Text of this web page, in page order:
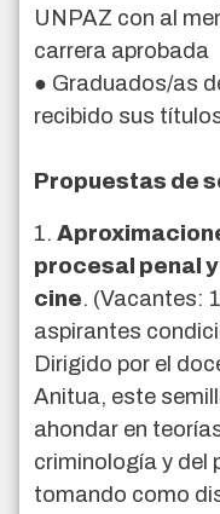
UNPAZ con al
carrera aprobada
● Graduados/as
recibido sus
Propuestas de
1.
procesal penal
cine. (Vacantes:
aspirantes
Dirigido por el
Anitua, este
ahondar en
criminología y del
tomando como